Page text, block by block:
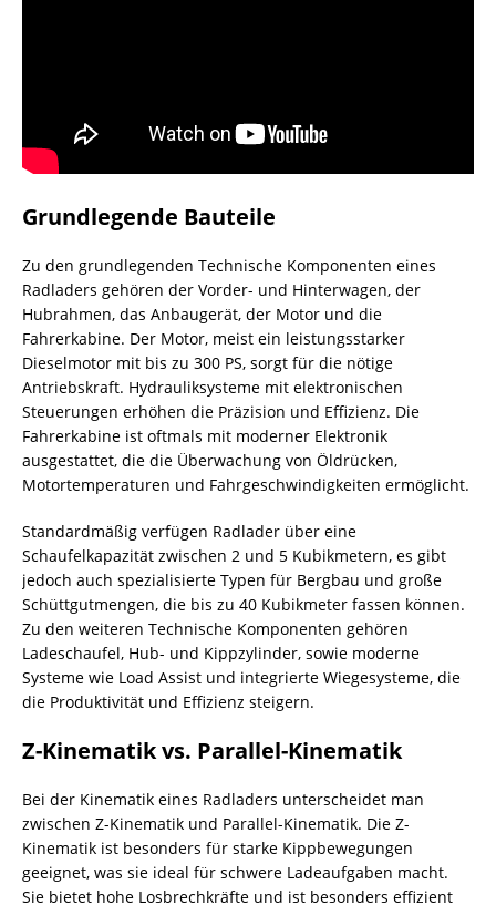
Grundlegende Bauteile
Zu den grundlegenden Technische Komponenten eines
Radladers gehören der Vorder- und Hinterwagen, der
Hubrahmen, das Anbaugerät, der Motor und die
Fahrerkabine. Der Motor, meist ein leistungsstarker
Dieselmotor mit bis zu 300 PS, sorgt für die nötige
Antriebskraft. Hydrauliksysteme mit elektronischen
Steuerungen erhöhen die Präzision und Effizienz. Die
Fahrerkabine ist oftmals mit moderner Elektronik
ausgestattet, die die Überwachung von Öldrücken,
Motortemperaturen und Fahrgeschwindigkeiten ermöglicht.
Standardmäßig verfügen Radlader über eine
Schaufelkapazität zwischen 2 und 5 Kubikmetern, es gibt
jedoch auch spezialisierte Typen für Bergbau und große
Schüttgutmengen, die bis zu 40 Kubikmeter fassen können.
Zu den weiteren Technische Komponenten gehören
Ladeschaufel, Hub- und Kippzylinder, sowie moderne
Systeme wie Load Assist und integrierte Wiegesysteme, die
die Produktivität und Effizienz steigern.
Z-Kinematik vs. Parallel-Kinematik
Bei der Kinematik eines Radladers unterscheidet man
zwischen Z-Kinematik und Parallel-Kinematik. Die Z-
Kinematik ist besonders für starke Kippbewegungen
geeignet, was sie ideal für schwere Ladeaufgaben macht.
Sie bietet hohe Losbrechkräfte und ist besonders effizient